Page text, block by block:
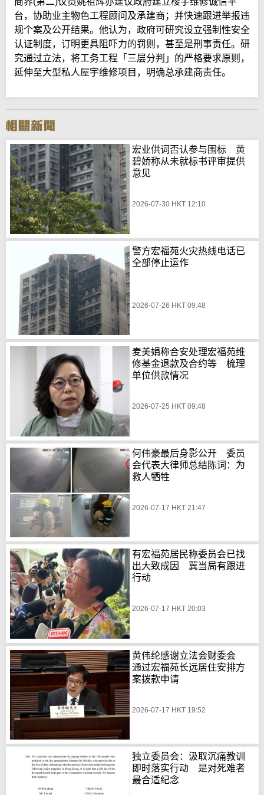
台，协助业主物色工程顾问及承建商；并快速跟进举报违
规个案及公开结果。他认为，政府可研究设立强制性安全
认证制度，订明更具阻吓力的罚则，甚至是刑事责任。研
究通过立法，将工务工程「三层分判」的严格要求原则，
延伸至大型私人屋宇维修项目，明确总承建商责任。
宏业供词否认参与围标 黄
碧娇称从未就标书评审提供
意见
2026-07-30 HKT 12:10
警方宏福苑火灾热线电话已
全部停止运作
2026-07-26 HKT 09:48
麦美娟称合安处理宏福苑维
修基金退款及合约等 梳理
单位供款情况
2026-07-25 HKT 09:48
何伟豪最后身影公开 委员
会代表大律师总结陈词：为
救人牺牲
2026-07-17 HKT 21:47
有宏福苑居民称委员会已找
出大致成因 冀当局有跟进
行动
2026-07-17 HKT 20:03
黄伟纶感谢立法会财委会
通过宏福苑长远居住安排方
案拨款申请
2026-07-17 HKT 19:52
独立委员会：汲取沉痛教训
即时落实行动 是对死难者
最合适纪念